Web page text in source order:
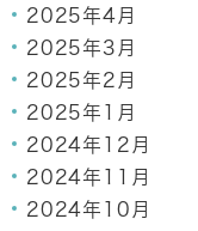
2025年4月
2025年3月
2025年2月
2025年1月
2024年12月
2024年11月
2024年10月